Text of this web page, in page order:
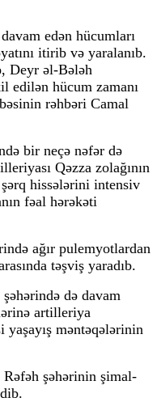
edən hücumları
itirib və yaralanıb.
Deyr əl-Bələh
edilən hücum zamanı
rəhbəri Camal
bir neçə nəfər də
Qəzza zolağının
hissələrini intensiv
fəal hərəkəti
ağır pulemyotlardan
təşviş yaradıb.
də davam
artilleriya
məntəqələrinin
şəhərinin şimal-